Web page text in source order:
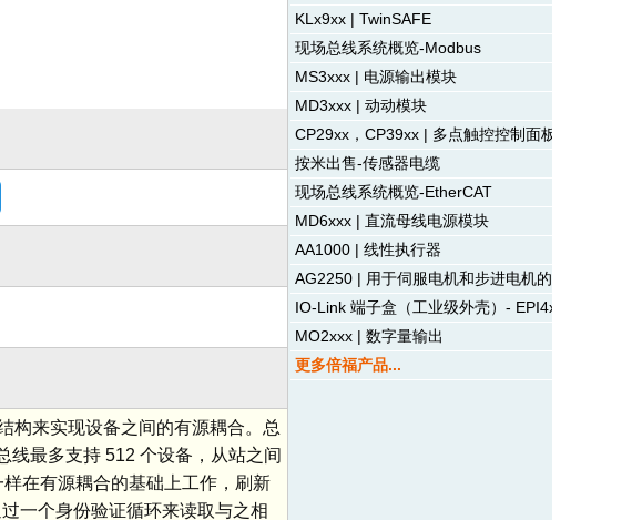
构来实现设备之间的有源耦合。总
线最多支持 512 个设备，从站之间
在有源耦合的基础上工作，刷新
一个身份验证循环来读取与之相
KLx9xx | TwinSAFE
现场总线系统概览-Modbus
MS3xxx | 电源输出模块
MD3xxx | 动动模块
CP29xx，CP39xx | 多点触控控制面板
按米出售-传感器电缆
现场总线系统概览-EtherCAT
MD6xxx | 直流母线电源模块
AA1000 | 线性执行器
AG2250 | 用于伺服电机和步进电机的行星齿轮
IO-Link 端子盒（工业级外壳）- EPI4xxx | 模拟
MO2xxx | 数字量输出
更多倍福产品...